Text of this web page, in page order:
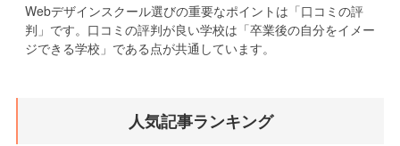
Webデザインスクール選びの重要なポイントは「口コミの評
判」です。口コミの評判が良い学校は「卒業後の自分をイメー
ジできる学校」である点が共通しています。
人気記事ランキング